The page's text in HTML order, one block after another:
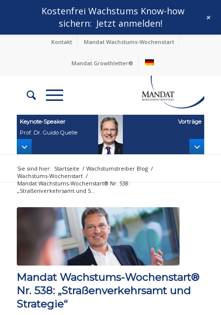
Kontakt Mandat Wachstums-Wochenstart
Mandat Growthletter®
Keynote‑Speaker
Prof. Dr. Guido Quelle
Vorträge
Sie sind hier: Startseite / Wachstumstreiber Blog /
Wachstums-Wochenstart /
Mandat Wachstums-Wochenstart® Nr. 538:
„Straßenverkehrsamt und S...
Mandat Wachstums-Wochenstart®
Nr. 538: „Straßenverkehrsamt und
Strategie“
Kostenfrei Wachstums Know-how
sichern: Jetzt anmelden! +